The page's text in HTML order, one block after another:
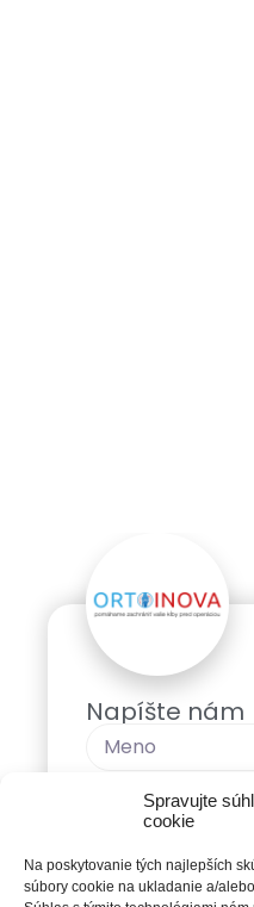
Spravujte
cookie
Na poskytovanie tých najlepších
súbory cookie na ukladanie a/
Napíšte nám